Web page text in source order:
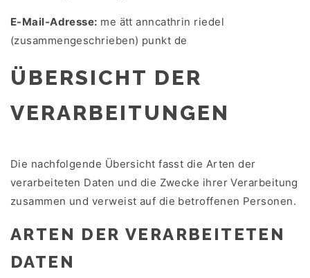
E-Mail-Adresse: me ätt anncathrin riedel
(zusammengeschrieben) punkt de
ÜBERSICHT DER
VERARBEITUNGEN
Die nachfolgende Übersicht fasst die Arten der
verarbeiteten Daten und die Zwecke ihrer Verarbeitung
zusammen und verweist auf die betroffenen Personen.
ARTEN DER VERARBEITETEN
DATEN